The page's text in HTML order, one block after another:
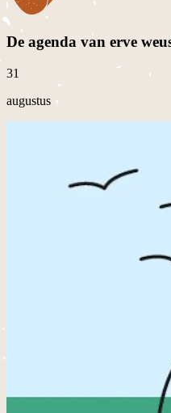
De agenda van erve
31
augustus